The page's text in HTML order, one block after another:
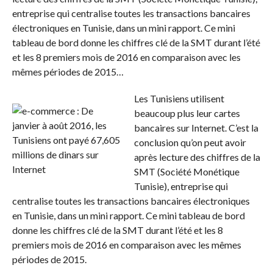
entreprise qui centralise toutes les transactions bancaires
électroniques en Tunisie, dans un mini rapport. Ce mini
tableau de bord donne les chiffres clé de la SMT durant l’été
et les 8 premiers mois de 2016 en comparaison avec les
mêmes périodes de 2015…
Les Tunisiens utilisent
beaucoup plus leur cartes
bancaires sur Internet. C’est la
conclusion qu’on peut avoir
après lecture des chiffres de la
SMT (Société Monétique
Tunisie), entreprise qui
centralise toutes les transactions bancaires électroniques
en Tunisie, dans un mini rapport. Ce mini tableau de bord
donne les chiffres clé de la SMT durant l’été et les 8
premiers mois de 2016 en comparaison avec les mêmes
périodes de 2015.